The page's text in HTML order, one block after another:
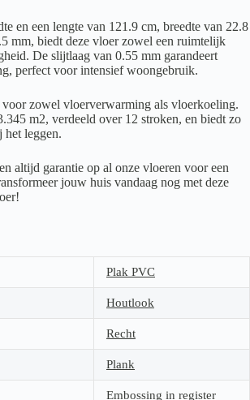
en een lengte van 121.9 cm, breedte van 22.8
mm, biedt deze vloer zowel een ruimtelijk
De slijtlaag van 0.55 mm garandeert
perfect voor intensief woongebruik.
zowel vloerverwarming als vloerkoeling.
m2, verdeeld over 12 stroken, en biedt zo
het leggen.
altijd garantie op al onze vloeren voor een
jouw huis vandaag nog met deze
Plak PVC
Houtlook
Recht
Plank
Embossing in register